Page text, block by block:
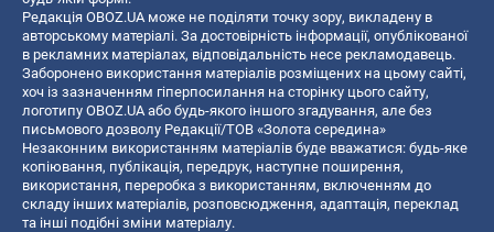
Редакція OBOZ.UA може не поділяти точку зору, викладену в
авторському матеріалі. За достовірність інформації, опублікованої
в рекламних матеріалах, відповідальність несе рекламодавець.
Заборонено використання матеріалів розміщених на цьому сайті,
хоч із зазначенням гіперпосилання на сторінку цього сайту,
логотипу OBOZ.UA або будь-якого іншого згадування, але без
письмового дозволу Редакції/ТОВ «Золота середина»
Незаконним використанням матеріалів буде вважатися: будь-яке
копiювання, публiкацiя, передрук, наступне поширення,
використання, переробка з використанням, включенням до
складу інших матеріалів, розповсюдження, адаптація, переклад
та інші подібні зміни матеріалу.